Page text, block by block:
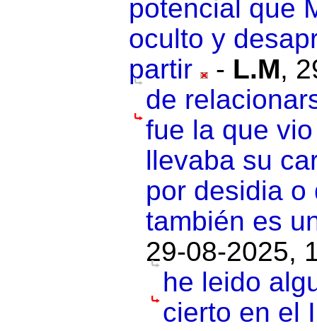
potencial que
oculto y
partir
- L.M,
de
fue la que
llevaba su
por desidia o
también es
29-08-2025,
he leido
cierto en el